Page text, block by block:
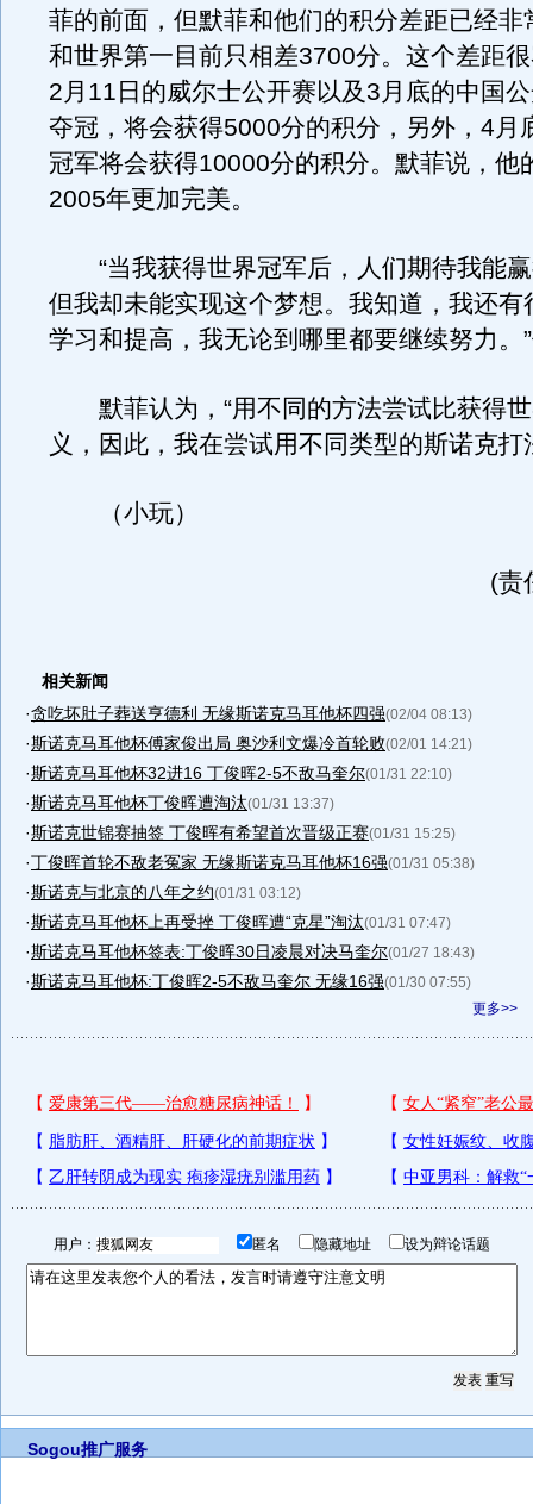
菲的前面，但默菲和他们的积分差距已经非
和世界第一目前只相差3700分。这个差距
2月11日的威尔士公开赛以及3月底的中国
夺冠，将会获得5000分的积分，另外，4月
冠军将会获得10000分的积分。默菲说，他
2005年更加完美。
“当我获得世界冠军后，人们期待我能赢
但我却未能实现这个梦想。我知道，我还有
学习和提高，我无论到哪里都要继续努力。
默菲认为，“用不同的方法尝试比获得世
义，因此，我在尝试用不同类型的斯诺克打
（小玩）
(责
相关新闻
·贪吃坏肚子葬送亨德利 无缘斯诺克马耳他杯四强(02/04 08:13)
·斯诺克马耳他杯傅家俊出局 奥沙利文爆冷首轮败(02/01 14:21)
·斯诺克马耳他杯32进16 丁俊晖2-5不敌马奎尔(01/31 22:10)
·斯诺克马耳他杯丁俊晖遭淘汰(01/31 13:37)
·斯诺克世锦赛抽签 丁俊晖有希望首次晋级正赛(01/31 15:25)
·丁俊晖首轮不敌老冤家 无缘斯诺克马耳他杯16强(01/31 05:38)
·斯诺克与北京的八年之约(01/31 03:12)
·斯诺克马耳他杯上再受挫 丁俊晖遭“克星”淘汰(01/31 07:47)
·斯诺克马耳他杯签表:丁俊晖30日凌晨对决马奎尔(01/27 18:43)
·斯诺克马耳他杯:丁俊晖2-5不敌马奎尔 无缘16强(01/30 07:55)
更多>>
用户： 匿名 隐藏地址 设为辩论话题
Sogou推广服务